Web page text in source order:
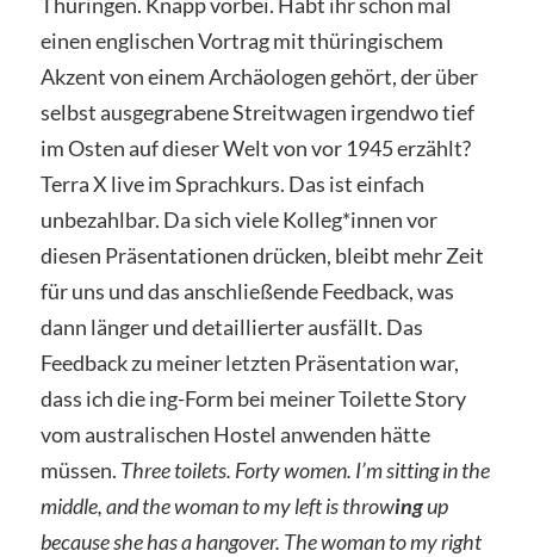
Thüringen. Knapp vorbei. Habt ihr schon mal
einen englischen Vortrag mit thüringischem
Akzent von einem Archäologen gehört, der über
selbst ausgegrabene Streitwagen irgendwo tief
im Osten auf dieser Welt von vor 1945 erzählt?
Terra X live im Sprachkurs. Das ist einfach
unbezahlbar. Da sich viele Kolleg*innen vor
diesen Präsentationen drücken, bleibt mehr Zeit
für uns und das anschließende Feedback, was
dann länger und detaillierter ausfällt. Das
Feedback zu meiner letzten Präsentation war,
dass ich die ing-Form bei meiner Toilette Story
vom australischen Hostel anwenden hätte
müssen. Three toilets. Forty women. I’m sitting in the
middle, and the woman to my left is throwingup
because she has a hangover. The woman to my right